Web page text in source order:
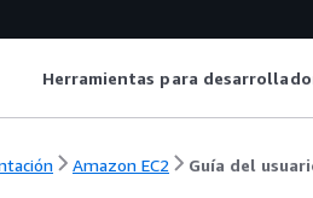
Herramientas para
Amazon EC2 Guía del